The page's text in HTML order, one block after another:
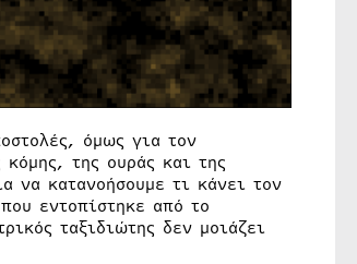
όμως για τον
της ουράς και της
να κατανοήσουμε τι κάνει τον
εντοπίστηκε από το
ταξιδιώτης δεν μοιάζει